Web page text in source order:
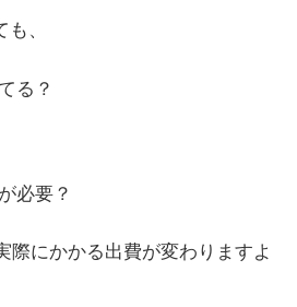
、
る？
必要？
にかかる出費が変わりますよ